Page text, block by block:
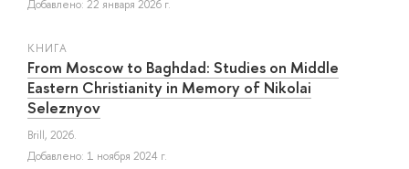
Добавлено: 22 января 2026 г.
КНИГА
From Moscow to Baghdad: Studies on Middle
Eastern Christianity in Memory of Nikolai
Seleznyov
Brill, 2026.
Добавлено: 1 ноября 2024 г.